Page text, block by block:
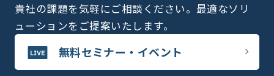
貴社の課題を気軽にご相談ください。最適なソリ
ューションをご提案いたします。
無料セミナー・イベント